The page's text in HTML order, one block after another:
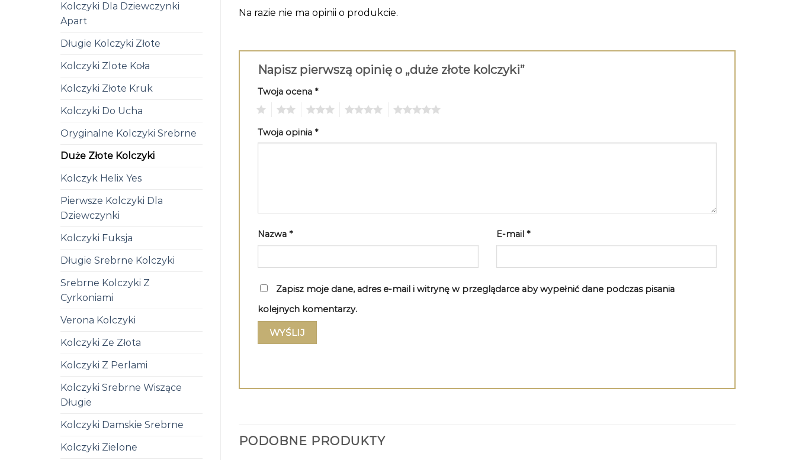
Kolczyki Dla Dziewczynki
Apart
Długie Kolczyki Złote
Kolczyki Zlote Koła
Kolczyki Złote Kruk
Kolczyki Do Ucha
Oryginalne Kolczyki Srebrne
Duże Złote Kolczyki
Kolczyk Helix Yes
Pierwsze Kolczyki Dla
Dziewczynki
Kolczyki Fuksja
Długie Srebrne Kolczyki
Srebrne Kolczyki Z
Cyrkoniami
Verona Kolczyki
Kolczyki Ze Złota
Kolczyki Z Perlami
Kolczyki Srebrne Wiszące
Długie
Kolczyki Damskie Srebrne
Kolczyki Zielone
Na razie nie ma opinii o produkcie.
Napisz pierwszą opinię o „duże złote kolczyki”
Twoja ocena *
Twoja opinia *
Nazwa * E-mail *
Zapisz moje dane, adres e-mail i witrynę w przeglądarce aby wypełnić dane podczas pisania
kolejnych komentarzy.
PODOBNE PRODUKTY